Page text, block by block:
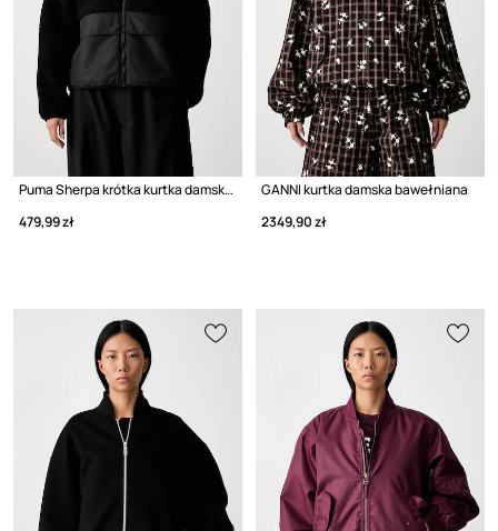
Puma Sherpa krótka kurtka damska
479,99 zł
GANNI kurtka damska bawełniana
2349,90 zł